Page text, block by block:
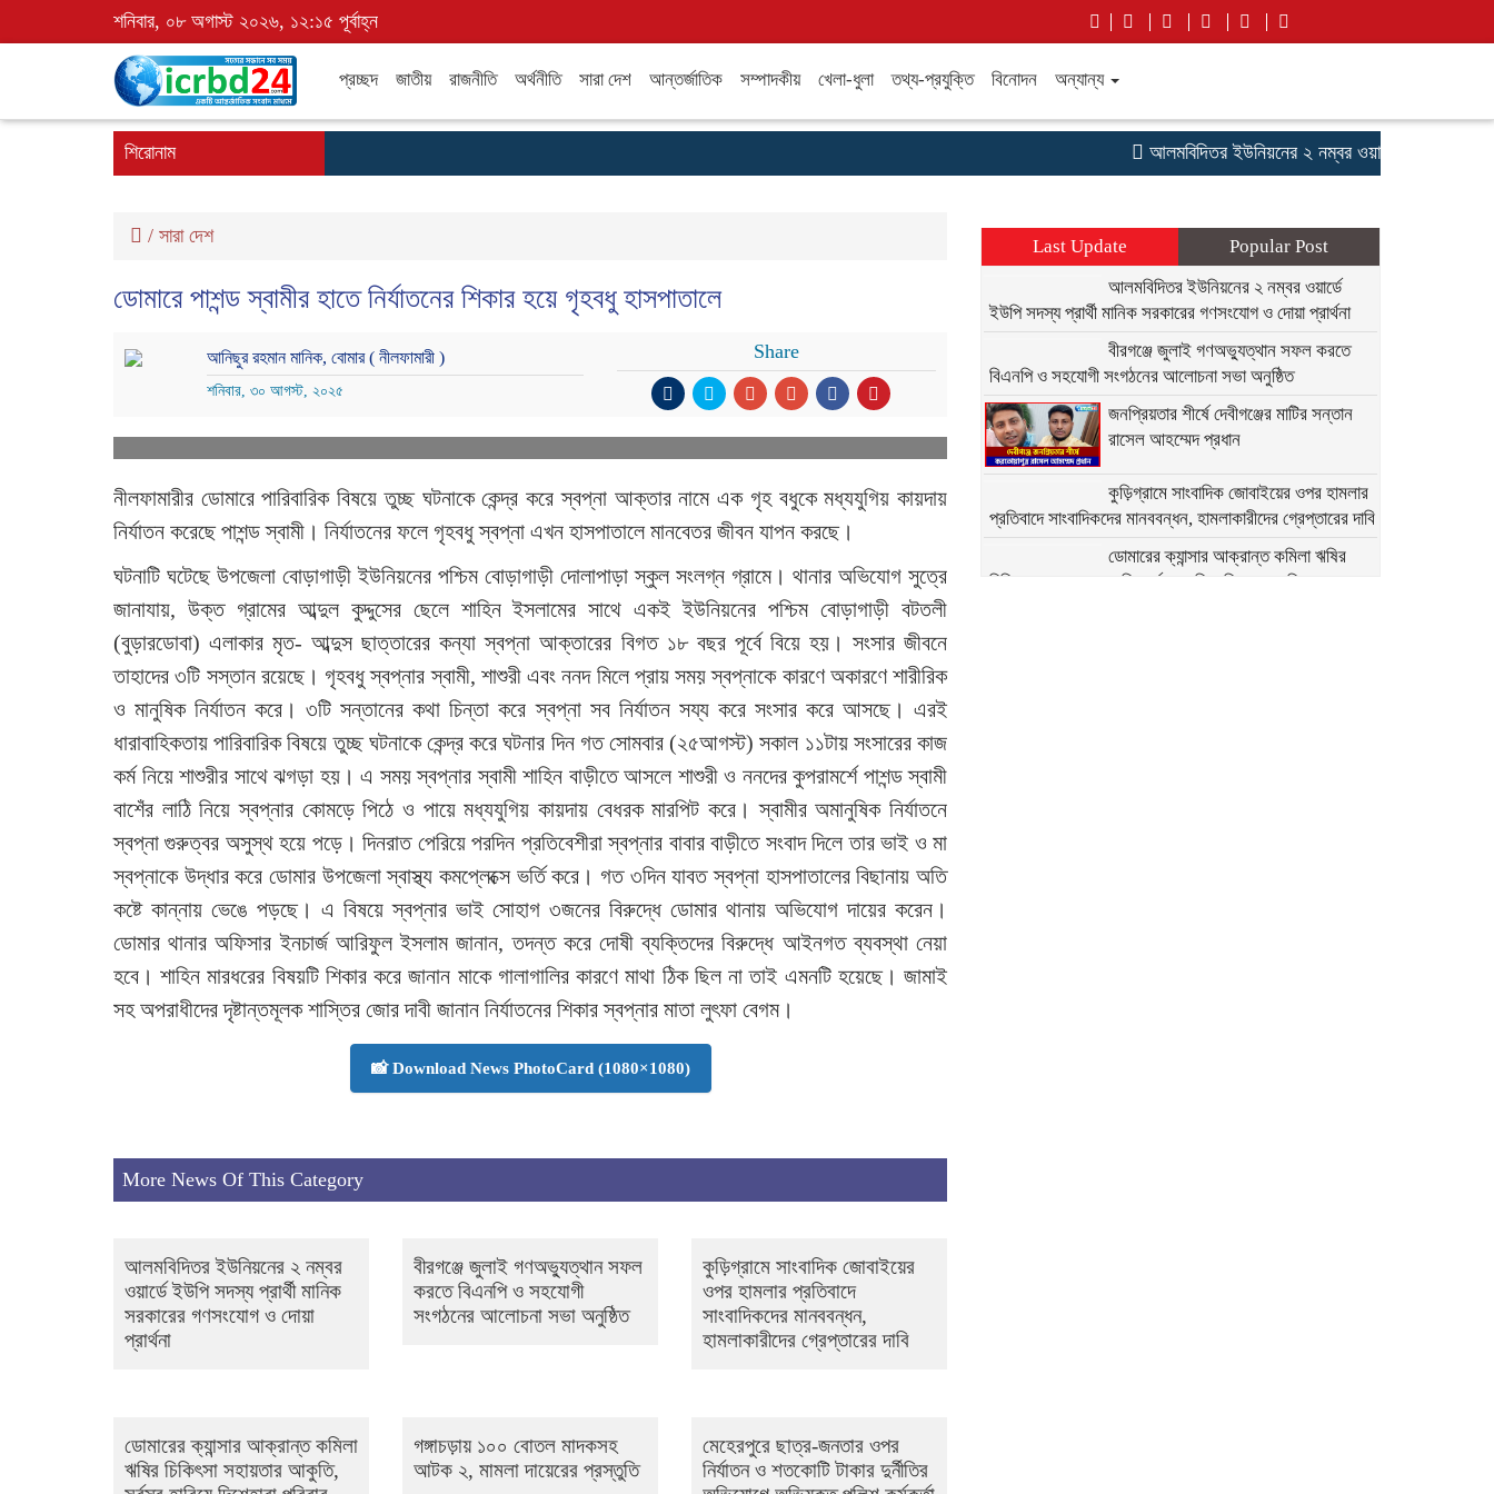
শনিবার, ০৮ অগাস্ট ২০২৬, ১২:১৫ পূর্বাহ্ন
প্রচ্ছদ জাতীয় রাজনীতি অর্থনীতি সারা দেশ আন্তর্জাতিক সম্পাদকীয় খেলা-ধুলা তথ্য-প্রযুক্তি বিনোদন অন্যান্য
শিরোনাম আলমবিদিতর ইউনিয়নের ২ নম্বর ওয়ার্ডে ইউপি সদস্য
/ সারা দেশ
ডোমারে পাশন্ড স্বামীর হাতে নির্যাতনের শিকার হয়ে গৃহবধু হাসপাতালে
আনিছুর রহমান মানিক, বোমার ( নীলফামারী )
শনিবার, ৩০ আগস্ট, ২০২৫
Share
নীলফামারীর ডোমারে পারিবারিক বিষয়ে তুচ্ছ ঘটনাকে কেন্দ্র করে স্বপ্না আক্তার নামে এক গৃহ বধুকে মধ্যযুগিয় কায়দায়
নির্যাতন করেছে পাশন্ড স্বামী। নির্যাতনের ফলে গৃহবধু স্বপ্না এখন হাসপাতালে মানবেতর জীবন যাপন করছে।
ঘটনাটি ঘটেছে উপজেলা বোড়াগাড়ী ইউনিয়নের পশ্চিম বোড়াগাড়ী দোলাপাড়া স্কুল সংলগ্ন গ্রামে। থানার অভিযোগ সুত্রে
জানাযায়, উক্ত গ্রামের আব্দুল কুদ্দুসের ছেলে শাহিন ইসলামের সাথে একই ইউনিয়নের পশ্চিম বোড়াগাড়ী বটতলী
(বুড়ারডোবা) এলাকার মৃত- আব্দুস ছাত্তারের কন্যা স্বপ্না আক্তারের বিগত ১৮ বছর পূর্বে বিয়ে হয়। সংসার জীবনে
তাহাদের ৩টি সস্তান রয়েছে। গৃহবধু স্বপ্নার স্বামী, শাশুরী এবং ননদ মিলে প্রায় সময় স্বপ্নাকে কারণে অকারণে শারীরিক
ও মানুষিক নির্যাতন করে। ৩টি সন্তানের কথা চিন্তা করে স্বপ্না সব নির্যাতন সয্য করে সংসার করে আসছে। এরই
ধারাবাহিকতায় পারিবারিক বিষয়ে তুচ্ছ ঘটনাকে কেন্দ্র করে ঘটনার দিন গত সোমবার (২৫আগস্ট) সকাল ১১টায় সংসারের কাজ
কর্ম নিয়ে শাশুরীর সাথে ঝগড়া হয়। এ সময় স্বপ্নার স্বামী শাহিন বাড়ীতে আসলে শাশুরী ও ননদের কুপরামর্শে পাশন্ড স্বামী
বাশেঁর লাঠি নিয়ে স্বপ্নার কোমড়ে পিঠে ও পায়ে মধ্যযুগিয় কায়দায় বেধরক মারপিট করে। স্বামীর অমানুষিক নির্যাতনে
স্বপ্না গুরুত্বর অসুস্থ হয়ে পড়ে। দিনরাত পেরিয়ে পরদিন প্রতিবেশীরা স্বপ্নার বাবার বাড়ীতে সংবাদ দিলে তার ভাই ও মা
স্বপ্নাকে উদ্ধার করে ডোমার উপজেলা স্বাস্থ্য কমপ্লেক্সে ভর্তি করে। গত ৩দিন যাবত স্বপ্না হাসপাতালের বিছানায় অতি
কষ্টে কান্নায় ভেঙে পড়ছে। এ বিষয়ে স্বপ্নার ভাই সোহাগ ৩জনের বিরুদ্ধে ডোমার থানায় অভিযোগ দায়ের করেন।
ডোমার থানার অফিসার ইনচার্জ আরিফুল ইসলাম জানান, তদন্ত করে দোষী ব্যক্তিদের বিরুদ্ধে আইনগত ব্যবস্থা নেয়া
হবে। শাহিন মারধরের বিষয়টি শিকার করে জানান মাকে গালাগালির কারণে মাথা ঠিক ছিল না তাই এমনটি হয়েছে। জামাই
সহ অপরাধীদের দৃষ্টান্তমূলক শাস্তির জোর দাবী জানান নির্যাতনের শিকার স্বপ্নার মাতা লুৎফা বেগম।
📸 Download News PhotoCard (1080×1080)
More News Of This Category
আলমবিদিতর ইউনিয়নের ২ নম্বর
ওয়ার্ডে ইউপি সদস্য প্রার্থী মানিক
সরকারের গণসংযোগ ও দোয়া
প্রার্থনা
বীরগঞ্জে জুলাই গণঅভ্যুত্থান সফল
করতে বিএনপি ও সহযোগী
সংগঠনের আলোচনা সভা অনুষ্ঠিত
কুড়িগ্রামে সাংবাদিক জোবাইয়ের
ওপর হামলার প্রতিবাদে
সাংবাদিকদের মানববন্ধন,
হামলাকারীদের গ্রেপ্তারের দাবি
ডোমারের ক্যান্সার আক্রান্ত কমিলা
ঋষির চিকিৎসা সহায়তার আকুতি,
গঙ্গাচড়ায় ১০০ বোতল মাদকসহ
আটক ২, মামলা দায়েরের প্রস্তুতি
মেহেরপুরে ছাত্র-জনতার ওপর
নির্যাতন ও শতকোটি টাকার দুর্নীতির
Last Update
Popular Post
আলমবিদিতর ইউনিয়নের ২ নম্বর ওয়ার্ডে
ইউপি সদস্য প্রার্থী মানিক সরকারের গণসংযোগ ও দোয়া প্রার্থনা
বীরগঞ্জে জুলাই গণঅভ্যুত্থান সফল করতে
বিএনপি ও সহযোগী সংগঠনের আলোচনা সভা অনুষ্ঠিত
জনপ্রিয়তার শীর্ষে দেবীগঞ্জের মাটির সন্তান
রাসেল আহম্মেদ প্রধান
কুড়িগ্রামে সাংবাদিক জোবাইয়ের ওপর হামলার
প্রতিবাদে সাংবাদিকদের মানববন্ধন, হামলাকারীদের গ্রেপ্তারের দাবি
ডোমারের ক্যান্সার আক্রান্ত কমিলা ঋষির
চিকিৎসা সহায়তার আকুতি, সর্বস্ব হারিয়ে দিশেহারা পরিবার